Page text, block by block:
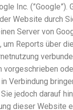
Inc.
Website durch
Server von
Reports über
Verbindung
jedoch darauf
dieser Website